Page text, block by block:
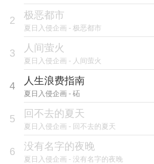
2 极恶都市
夏日入侵企画 - 极恶都市
3 人间萤火
夏日入侵企画 - 人间萤火
4 人生浪费指南
夏日入侵企画 - 砳
5 回不去的夏天
夏日入侵企画 - 回不去的夏天
6 没有名字的夜晚
夏日入侵企画 - 没有名字的夜晚